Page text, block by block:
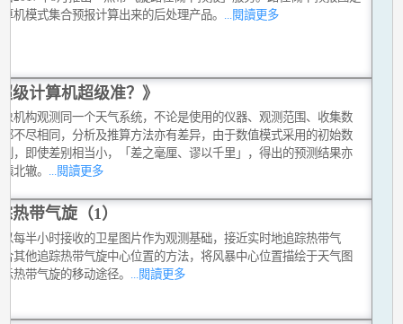
机模式集合预报计算出来的后处理产品。 ...閱讀更多
级计算机超级准？》
机构观测同一个天气系统，不论是使用的仪器、观测范围、收集数
不尽相同，分析及推算方法亦有差异，由于数值模式采用的初始数
，即使差别相当小，「差之毫厘、谬以千里」，得出的预测结果亦
北辙。 ...閱讀更多
热带气旋（1）
每半小时接收的卫星图片作为观测基础，接近实时地追踪热带气
其他追踪热带气旋中心位置的方法，将风暴中心位置描绘于天气图
热带气旋的移动途径。
...閱讀更多